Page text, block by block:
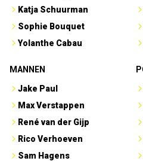
Katja Schuurman
Sophie Bouquet
Yolanthe Cabau
MANNEN
Jake Paul
Max Verstappen
René van der Gijp
Rico Verhoeven
Sam Hagens